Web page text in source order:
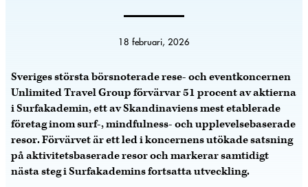
18 februari, 2026
Sveriges största börsnoterade rese- och eventkoncernen
Unlimited Travel Group förvärvar 51 procent av aktierna
i Surfakademin, ett av Skandinaviens mest etablerade
företag inom surf-, mindfulness- och upplevelsebaserade
resor. Förvärvet är ett led i koncernens utökade satsning
på aktivitetsbaserade resor och markerar samtidigt
nästa steg i Surfakademins fortsatta utveckling.